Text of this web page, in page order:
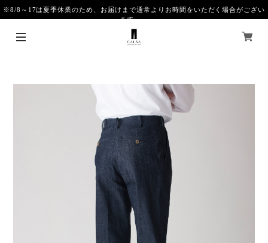
※8/8～17は夏季休業のため、お届けまで通常よりお時間をいただく場合がござい
ます。